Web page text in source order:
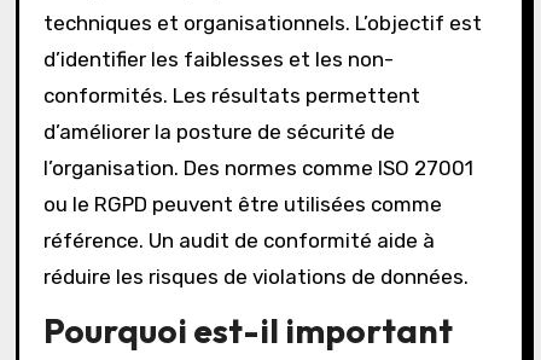
techniques et organisationnels. L’objectif est
d’identifier les faiblesses et les non-
conformités. Les résultats permettent
d’améliorer la posture de sécurité de
l’organisation. Des normes comme ISO 27001
ou le RGPD peuvent être utilisées comme
référence. Un audit de conformité aide à
réduire les risques de violations de données.
Pourquoi est-il important